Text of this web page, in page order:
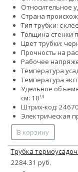
Относительное
Страна
Тип трубки: с
Толщина стенки
Цвет трубки:
Прочность на
Рабочее
Температура
Температура
Удельное
см: 10¹⁴
Штрих-код:
Электрическая
В корзину
Трубка
2284.31 руб.